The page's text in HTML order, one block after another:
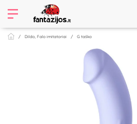
Dildo, Falo imitatoriai G taško